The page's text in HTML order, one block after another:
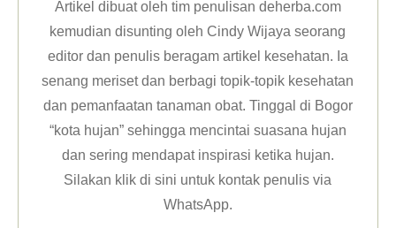
Artikel dibuat oleh tim penulisan deherba.com
kemudian disunting oleh Cindy Wijaya seorang
editor dan penulis beragam artikel kesehatan. Ia
senang meriset dan berbagi topik-topik kesehatan
dan pemanfaatan tanaman obat. Tinggal di Bogor
“kota hujan” sehingga mencintai suasana hujan
dan sering mendapat inspirasi ketika hujan.
Silakan klikdi sini untuk kontak penulis via
WhatsApp.